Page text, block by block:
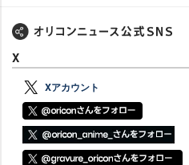
X
Xアカウント